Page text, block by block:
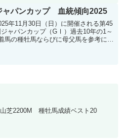
のほかに馬単、3連単が的...
ャパンカップ 血統傾向2025
年11月30日（日）に開催される第45
ジャパンカップ（GⅠ）過去10年の1～
馬の種牡馬ならびに母父馬を参考に血
芝2200M 種牡馬成績ベスト20